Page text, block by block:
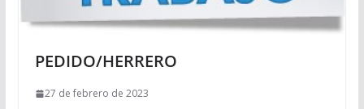
PEDIDO/HERRERO
27 de febrero de 2023